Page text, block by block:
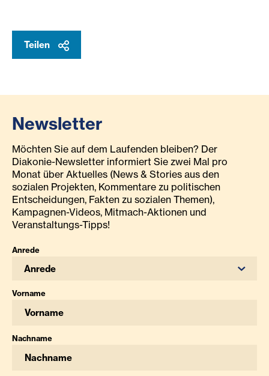
Teilen
Newsletter
Möchten Sie auf dem Laufenden bleiben? Der
Diakonie-Newsletter informiert Sie zwei Mal pro
Monat über Aktuelles (News & Stories aus den
sozialen Projekten, Kommentare zu politischen
Entscheidungen, Fakten zu sozialen Themen),
Kampagnen-Videos, Mitmach-Aktionen und
Veranstaltungs-Tipps!
Anrede
Anrede
Vorname
Nachname